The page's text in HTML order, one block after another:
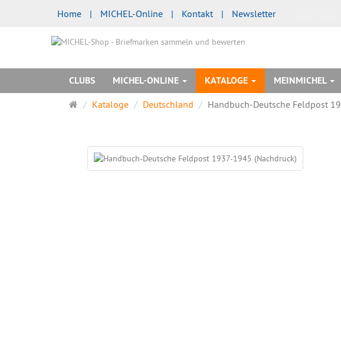
Home | MICHEL-Online | Kontakt | Newsletter
CLUBS MICHEL-ONLINE KATALOGE MEINMICHEL
Startseite
Kataloge Deutschland Handbuch-Deutsche Feldpost